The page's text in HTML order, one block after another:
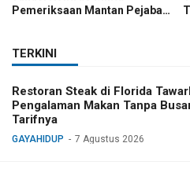
Pemeriksaan Mantan Pejabat
TERKINI
Restoran Steak di Florida
Pengalaman Makan Tanpa
Tarifnya
GAYAHIDUP 7 Agustus 2026